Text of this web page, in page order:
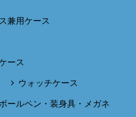
兼用ケース
ース
ウォッチケース
ールペン・装身具・メガネ